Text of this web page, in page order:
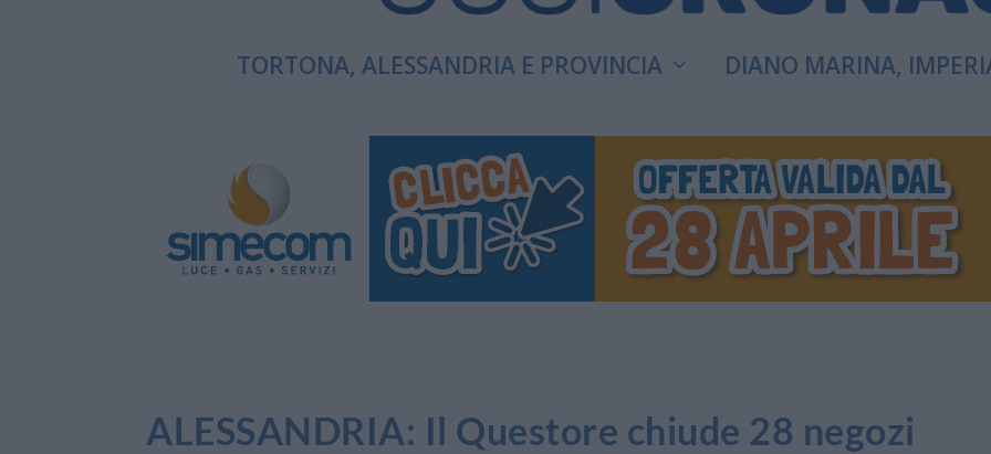
TORTONA, ALESSANDRIA E PROVINCIA DIANO MARINA,
ALESSANDRIA: Il Questore chiude 28 negozi